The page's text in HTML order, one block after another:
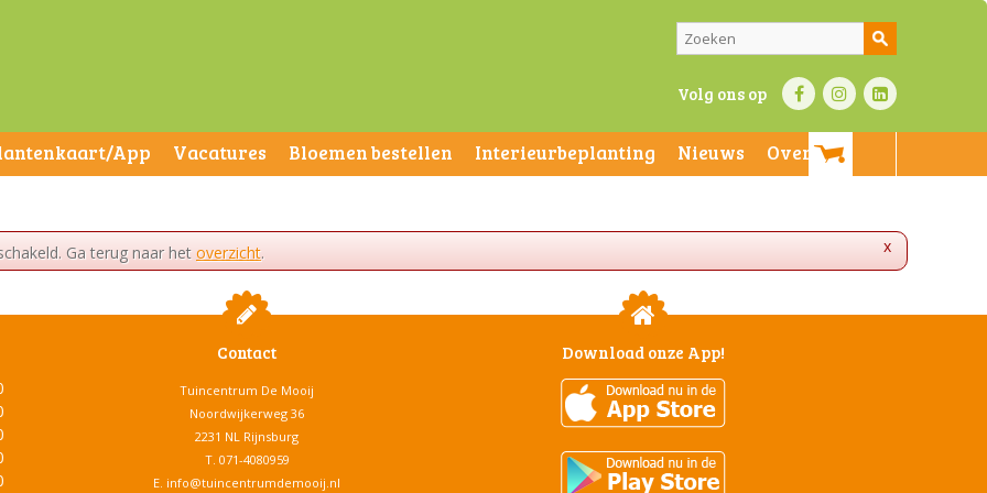
Volg ons op
App Vacatures Bloemen bestellen Interieurbeplanting Nieuws
Over ons
x
Ga terug naar het overzicht.
Contact
Tuincentrum De Mooij
Noordwijkerweg 36
2231 NL Rijnsburg
T. 071-4080959
E. info@tuincentrumdemooij.nl
Download onze App!